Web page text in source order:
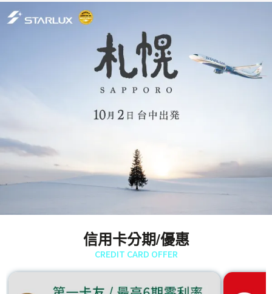
信用卡分期/優惠
CREDIT CARD OFFER